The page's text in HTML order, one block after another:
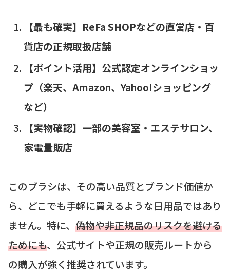
【最も確実】ReFa SHOPなどの直営店・百
貨店の正規取扱店舗
【ポイント活用】公式認定オンラインショッ
プ（楽天、Amazon、Yahoo!ショッピング
など）
【実物確認】一部の美容室・エステサロン、
家電量販店
このブラシは、その高い品質とブランド価値か
ら、どこでも手軽に買えるような日用品ではあり
ません。特に、 偽物や非正規品のリスクを避ける
ためにも、公式サイトや正規の販売ルートから
の購入が強く推奨されています。